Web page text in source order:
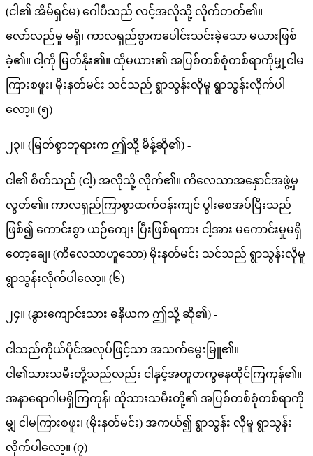
(ငါ၏ အိမ်ရှင်မ) ဂေါပီသည် လင့်အလိုသို့ လိုက်တတ်၏။
လော်လည်မှု မရှိ၊ ကာလရှည်စွာကပေါင်းသင်းခဲ့သော မယားဖြစ်
ခဲ့၏။ ငါ့ကို မြတ်နိုး၏။ ထိုမယား၏ အပြစ်တစ်စုံတစ်ရာကိုမျှ့ငါမ
ကြားစဖူး၊ မိုးနတ်မင်း သင်သည် ရွာသွန်းလိုမူ ရွာသွန်းလိုက်ပါ
လော့။ (၅)
၂၃။ (မြတ်စွာဘုရားက ဤသို့ မိန့်ဆို၏) -
ငါ၏ စိတ်သည် (ငါ့) အလိုသို့ လိုက်၏။ ကိလေသာအနှောင်အဖွဲ့မှ
လွတ်၏။ ကာလရှည်ကြာစွာထက်ဝန်းကျင် ပွါးစေအပ်ပြီးသည်
ဖြစ်၍ ကောင်းစွာ ယဉ်ကျေး ပြီးဖြစ်ရကား ငါ့အား မကောင်းမှုမရှိ
တော့ချေ၊ (ကိလေသာဟူသော) မိုးနတ်မင်း သင်သည် ရွာသွန်းလိုမူ
ရွာသွန်းလိုက်ပါလော့။ (၆)
၂၄။ (နွားကျောင်းသား ဓနိယက ဤသို့ ဆို၏) -
ငါသည်ကိုယ်ပိုင်အလုပ်ဖြင့်သာ အသက်မွေးမြူ၏။
ငါ၏သားသမီးတို့သည်လည်း ငါနှင့်အတူတကွနေထိုင်ကြကုန်၏။
အနာရောဂါမရှိကြကုန်၊ ထိုသားသမီးတို့၏ အပြစ်တစ်စုံတစ်ရာကို
မျှ ငါမကြားစဖူး၊ (မိုးနတ်မင်း) အကယ်၍ ရွာသွန်း လိုမူ ရွာသွန်း
လိုက်ပါလော့။ (၇)